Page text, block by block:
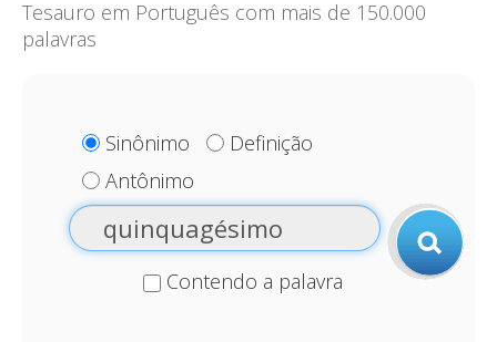
Tesauro em Português com mais de 150.000
palavras
Sinônimo
Definição
Antônimo
Contendo a palavra